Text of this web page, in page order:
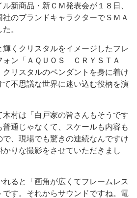
新商品・新ＣＭ発表会が１８日、
のブランドキャラクターでＳＭＡ
。
くクリスタルをイメージしたフレ
ォン「ＡＱＵＯＳ ＣＲＹＳＴＡ
クリスタルのペンダントを身に着け
て不思議な世界に迷い込む役柄を演
村は「白戸家の皆さんもそうです
通じゃなくて、スケールも内容も
、現場でも驚きの連続なんですけ
かりな撮影をさせていただきまし
ると「画角が広くてフレームレス
です。それからサウンドですね。電